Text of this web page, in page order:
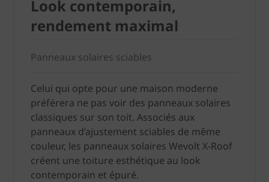
Look contemporain,
rendement maximal
Panneaux solaires sciables
Celui qui opte pour une maison moderne
préférera ne pas voir des panneaux solaires
classiques sur son toit. Associés aux
panneaux d’ajustement sciables de même
couleur, les panneaux solaires Wevolt X-Roof
créent une toiture esthétique au look
contemporain et épuré.